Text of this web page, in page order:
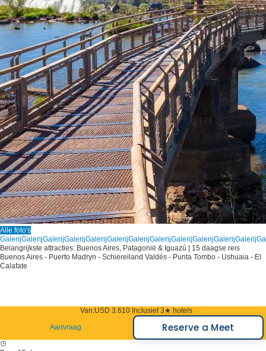
Alle foto's
GalerijGalerijGalerijGalerijGalerijGalerijGalerijGalerijGalerijGalerijGalerijGalerij
Belangrijkste attracties: Buenos Aires, Patagonië & Iguazú | 15 daagse reis
Buenos Aires - Puerto Madryn - Schiereiland Valdés - Punta Tombo - Ushuaia - El
Calafate
Van:USD 3.610 Inclusief 3★ hotels
Aanvraag
Reserve a Meet